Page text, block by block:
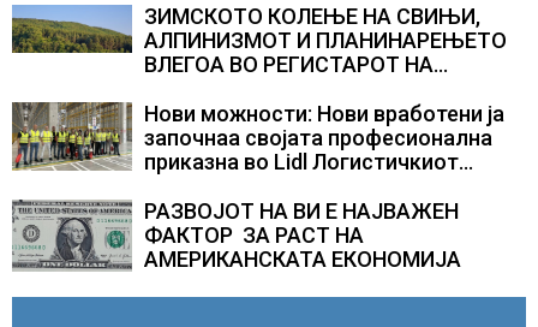
камионџиите да возат и во недела
ЗИМСКОТО КОЛЕЊЕ НА СВИЊИ,
АЛПИНИЗМОТ И ПЛАНИНАРЕЊЕТО
ВЛЕГОА ВО РЕГИСТАРОТ НА
СЛОВЕНИЈА
Нови можности: Нови вработени ја
започнаа својата професионална
приказна во Lidl Логистичкиот
РАЗВОЈОТ НА ВИ Е НАЈВАЖЕН
ФАКТОР ЗА РАСТ НА
АМЕРИКАНСКАТА ЕКОНОМИЈА